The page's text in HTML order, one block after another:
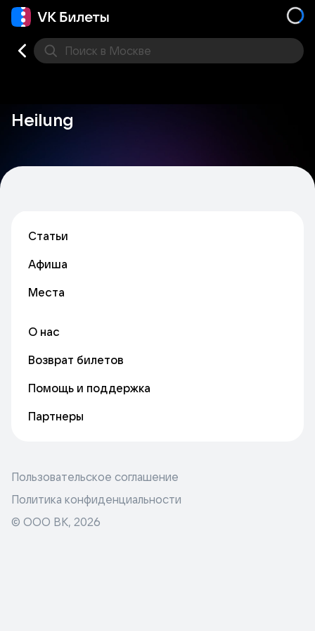
Поиск в Москве
Heilung
Статьи
Афиша
Места
О нас
Возврат билетов
Помощь и поддержка
Партнеры
Пользовательское соглашение
Политика конфиденциальности
© ООО ВК, 2026